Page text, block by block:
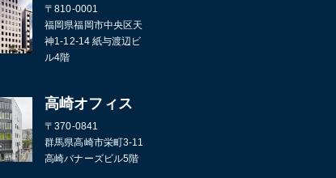
〒810-0001
福岡県福岡市中央区天
神1-12-14 紙与渡辺ビ
ル4階
高崎オフィス
〒370-0841
群馬県高崎市栄町3-11
高崎バナーズビル5階